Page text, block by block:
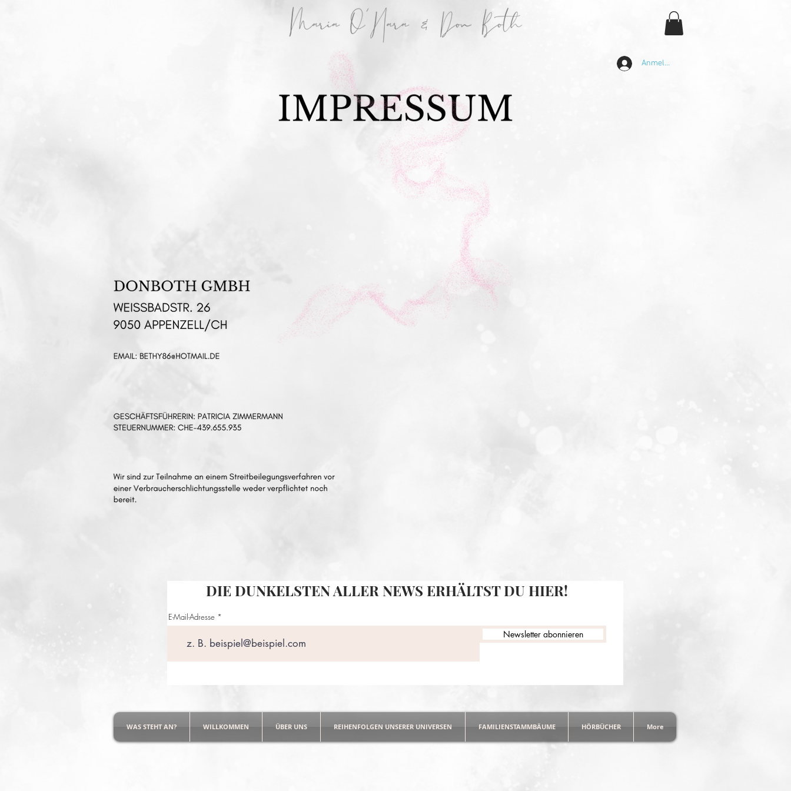
Anmelden
DIE DUNKELSTEN ALLER NEWS ERHÄLTST DU HIER!
E-Mail-Adresse
Newsletter abonnieren
WAS STEHT AN? WILLKOMMEN ÜBER UNS REIHENFOLGEN UNSERER UNIVERSEN FAMILIENSTAMMBÄUME HÖRBÜCHER More